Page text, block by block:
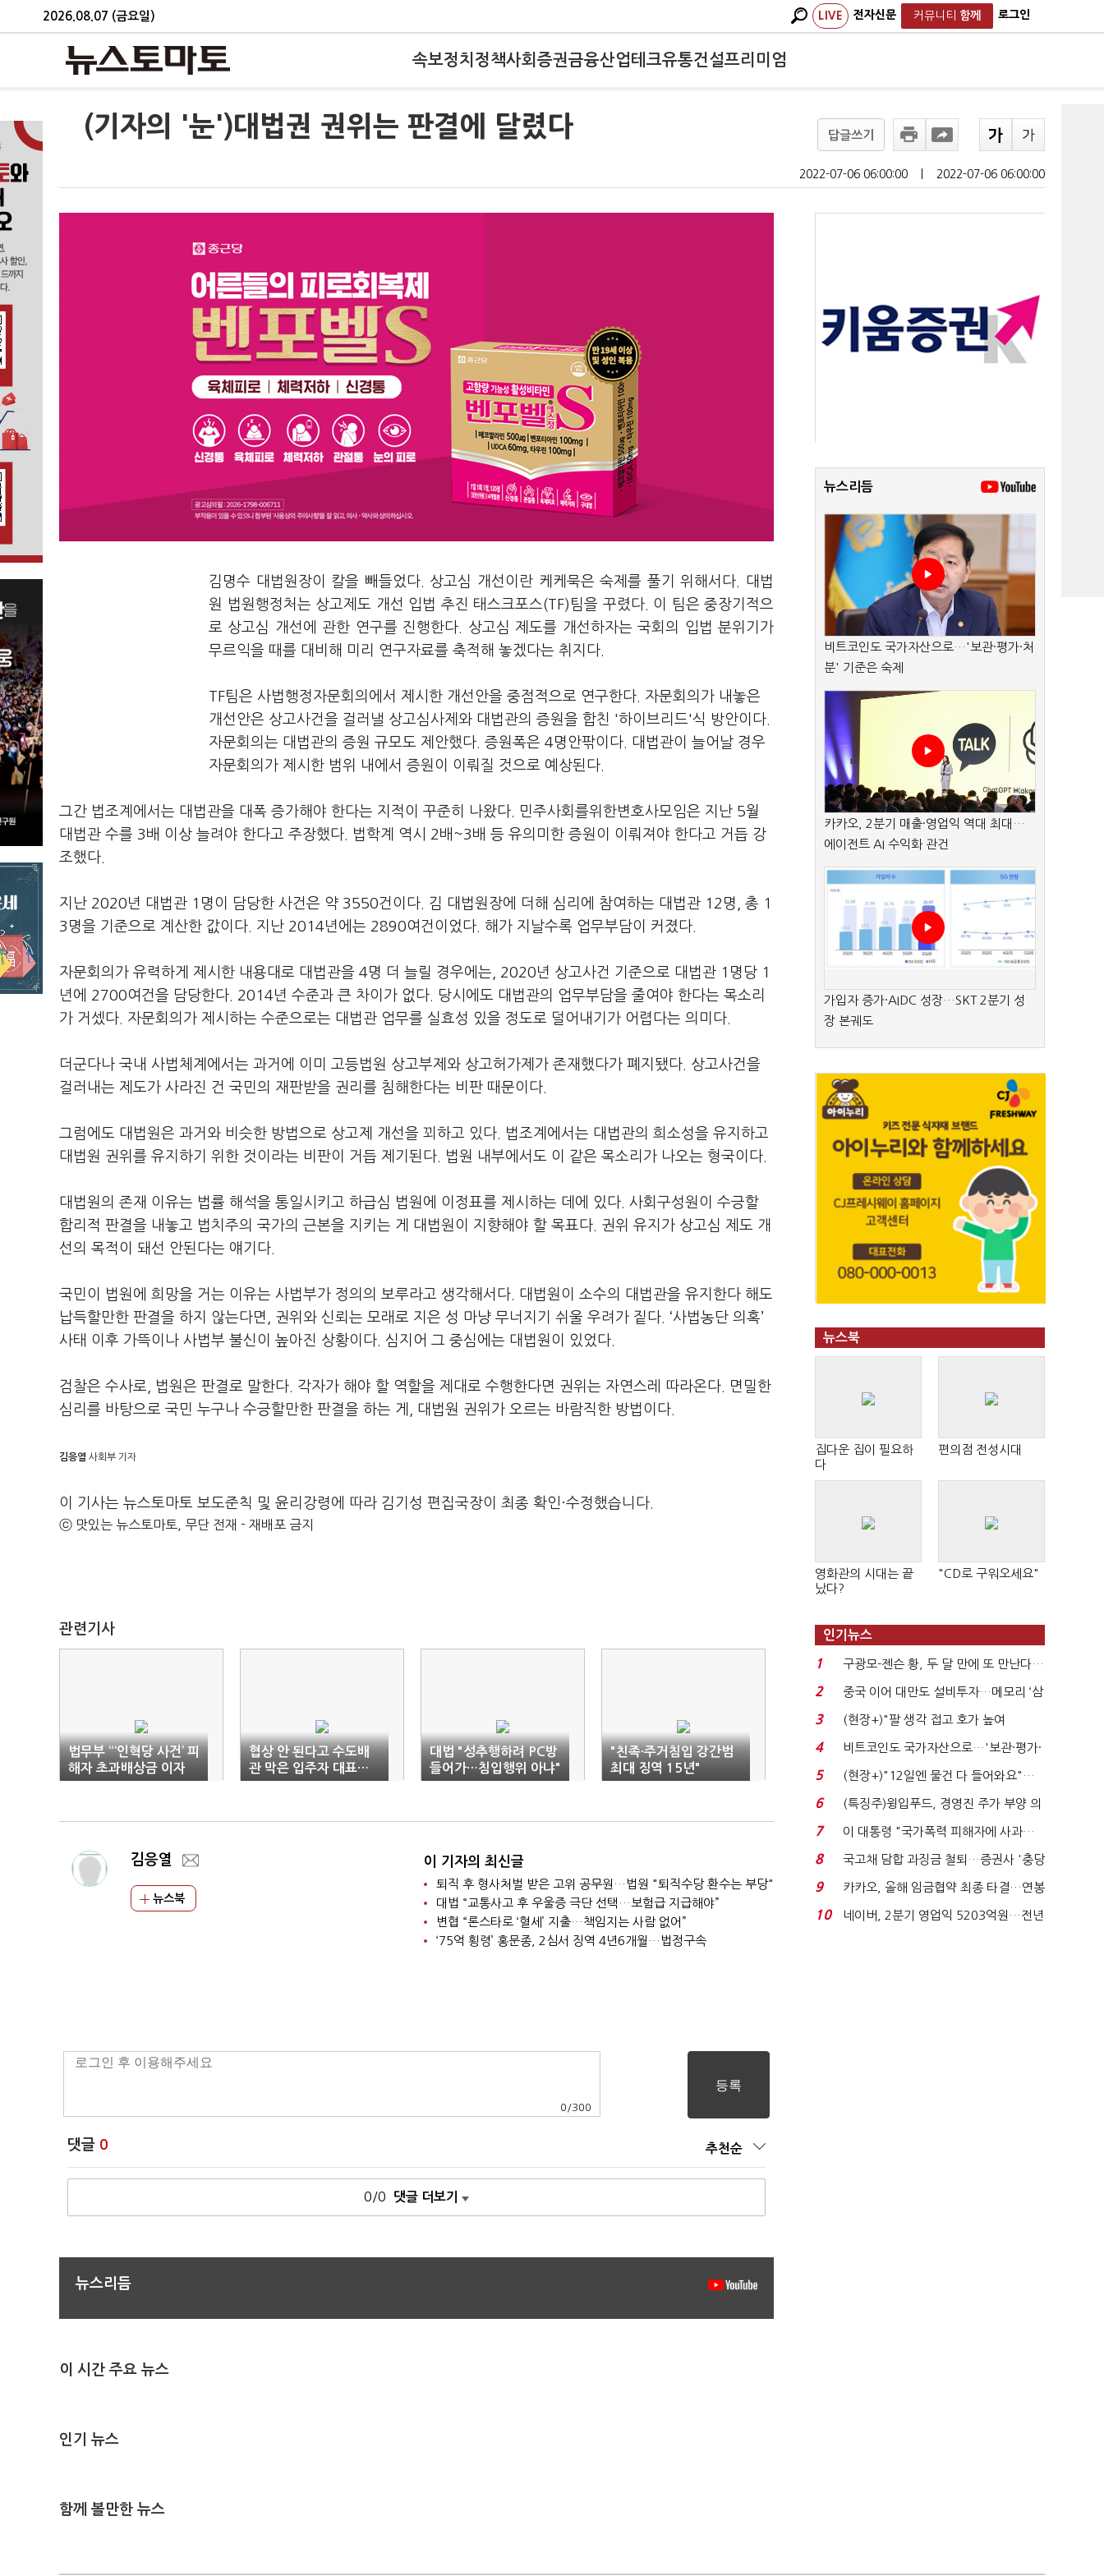
2026.08.07 (금요일) LIVE 전자신문 커뮤니티 함께 로그인
속보정치 정책사회 증권금융산업테크유통건설프리미엄
(기자의 '눈')대법권 권위는 판결에 달렸다 답글쓰기
2022-07-06 06:00:00 2022-07-06 06:00:00
김명수 대법원장이 칼을 빼들었다. 상고심 개선이란 케케묵은 숙제를 풀기 위해서다. 대법
원 법원행정처는 상고제도 개선 입법 추진 태스크포스(TF)팀을 꾸렸다. 이 팀은 중장기적으
로 상고심 개선에 관한 연구를 진행한다. 상고심 제도를 개선하자는 국회의 입법 분위기가
무르익을 때를 대비해 미리 연구자료를 축적해 놓겠다는 취지다.
TF팀은 사법행정자문회의에서 제시한 개선안을 중점적으로 연구한다. 자문회의가 내놓은
개선안은 상고사건을 걸러낼 상고심사제와 대법관의 증원을 합친 '하이브리드'식 방안이다.
자문회의는 대법관의 증원 규모도 제안했다. 증원폭은 4명안팎이다. 대법관이 늘어날 경우
자문회의가 제시한 범위 내에서 증원이 이뤄질 것으로 예상된다.
그간 법조계에서는 대법관을 대폭 증가해야 한다는 지적이 꾸준히 나왔다. 민주사회를위한변호사모임은 지난 5월
대법관 수를 3배 이상 늘려야 한다고 주장했다. 법학계 역시 2배~3배 등 유의미한 증원이 이뤄져야 한다고 거듭 강
조했다.
지난 2020년 대법관 1명이 담당한 사건은 약 3550건이다. 김 대법원장에 더해 심리에 참여하는 대법관 12명, 총 1
3명을 기준으로 계산한 값이다. 지난 2014년에는 2890여건이었다. 해가 지날수록 업무부담이 커졌다.
자문회의가 유력하게 제시한 내용대로 대법관을 4명 더 늘릴 경우에는, 2020년 상고사건 기준으로 대법관 1명당 1
년에 2700여건을 담당한다. 2014년 수준과 큰 차이가 없다. 당시에도 대법관의 업무부담을 줄여야 한다는 목소리
가 거셌다. 자문회의가 제시하는 수준으로는 대법관 업무를 실효성 있을 정도로 덜어내기가 어렵다는 의미다.
더군다나 국내 사법체계에서는 과거에 이미 고등법원 상고부제와 상고허가제가 존재했다가 폐지됐다. 상고사건을
걸러내는 제도가 사라진 건 국민의 재판받을 권리를 침해한다는 비판 때문이다.
그럼에도 대법원은 과거와 비슷한 방법으로 상고제 개선을 꾀하고 있다. 법조계에서는 대법관의 희소성을 유지하고
대법원 권위를 유지하기 위한 것이라는 비판이 거듭 제기된다. 법원 내부에서도 이 같은 목소리가 나오는 형국이다.
대법원의 존재 이유는 법률 해석을 통일시키고 하급심 법원에 이정표를 제시하는 데에 있다. 사회구성원이 수긍할
합리적 판결을 내놓고 법치주의 국가의 근본을 지키는 게 대법원이 지향해야 할 목표다. 권위 유지가 상고심 제도 개
선의 목적이 돼선 안된다는 얘기다.
국민이 법원에 희망을 거는 이유는 사법부가 정의의 보루라고 생각해서다. 대법원이 소수의 대법관을 유지한다 해도
납득할만한 판결을 하지 않는다면, 권위와 신뢰는 모래로 지은 성 마냥 무너지기 쉬울 우려가 짙다. ‘사법농단 의혹’
사태 이후 가뜩이나 사법부 불신이 높아진 상황이다. 심지어 그 중심에는 대법원이 있었다.
검찰은 수사로, 법원은 판결로 말한다. 각자가 해야 할 역할을 제대로 수행한다면 권위는 자연스레 따라온다. 면밀한
심리를 바탕으로 국민 누구나 수긍할만한 판결을 하는 게, 대법원 권위가 오르는 바람직한 방법이다.
김응열 사회부 기자
이 기사는 뉴스토마토 보도준칙 및 윤리강령에 따라 김기성 편집국장이 최종 확인·수정했습니다.
ⓒ 맛있는 뉴스토마토, 무단 전재 - 재배포 금지
관련기사
법무부 “‘인혁당 사건’ 피
해자 초과배상금 이자
면제”
협상 안 된다고 수도배
관 막은 입주자 대표…
집행유예 확정
대법 "성추행하려 PC방
들어가…침입행위 아냐"
"친족·주거침입 강간범
최대 징역 15년"
김응열
뉴스북
이 기자의 최신글
퇴직 후 형사처벌 받은 고위 공무원…법원 "퇴직수당 환수는 부당"
대법 “교통사고 후 우울증 극단 선택…보험급 지급해야”
변협 “론스타로 ‘혈세’ 지출…책임지는 사람 없어”
‘75억 횡령’ 홍문종, 2심서 징역 4년6개월…법정구속
0 /300
댓글 0 추천순
0/0 댓글 더보기
뉴스리듬
이 시간 주요 뉴스
인기 뉴스
함께 볼만한 뉴스
뉴스리듬
비트코인도 국가자산으로…'보관·평가·처
분' 기준은 숙제
카카오, 2분기 매출·영업익 역대 최대…
에이전트 AI 수익화 관건
가입자 증가·AIDC 성장…SKT 2분기 성
장 본궤도
뉴스북
집다운 집이 필요하
다
편의점 전성시대
영화관의 시대는 끝
났다?
"CD로 구워오세요"
인기뉴스
1
구광모-젠슨 황, 두 달 만에 또 만난다…
로봇·AI 등 논...
2
중국 이어 대만도 설비투자…메모리 ‘삼
국전쟁’
3
(현장+)"팔 생각 접고 호가 높여
요"…'덜 똘똘한 한 채' 20...
4
비트코인도 국가자산으로…'보관·평가·
처분' 기준은 ...
5
(현장+)"12일엔 물건 다 들어와요"…
빈 매대 채우며 문 연 ...
6
(특징주)윙입푸드, 경영진 주가 부양 의
지에 상한가...
7
이 대통령 "국가폭력 피해자에 사과…
적극적 조사로 진...
8
국고채 담합 과징금 철퇴…증권사 '충당
금 폭탄' 우려...
9
카카오, 올해 임금협약 최종 타결…연봉
6.3% 인상·격려...
10
네이버, 2분기 영업익 5203억원…전년